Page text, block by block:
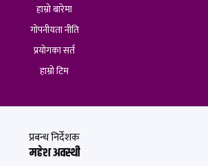
हाम्रो बारेमा
गोपनीयता नीति
प्रयोगका सर्त
हाम्रो टिम
प्रबन्ध निर्देशक
महेश अवस्थी